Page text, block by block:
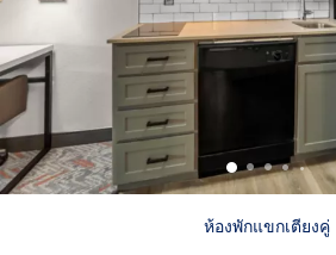
ห้องพักแขกเตียงคู่